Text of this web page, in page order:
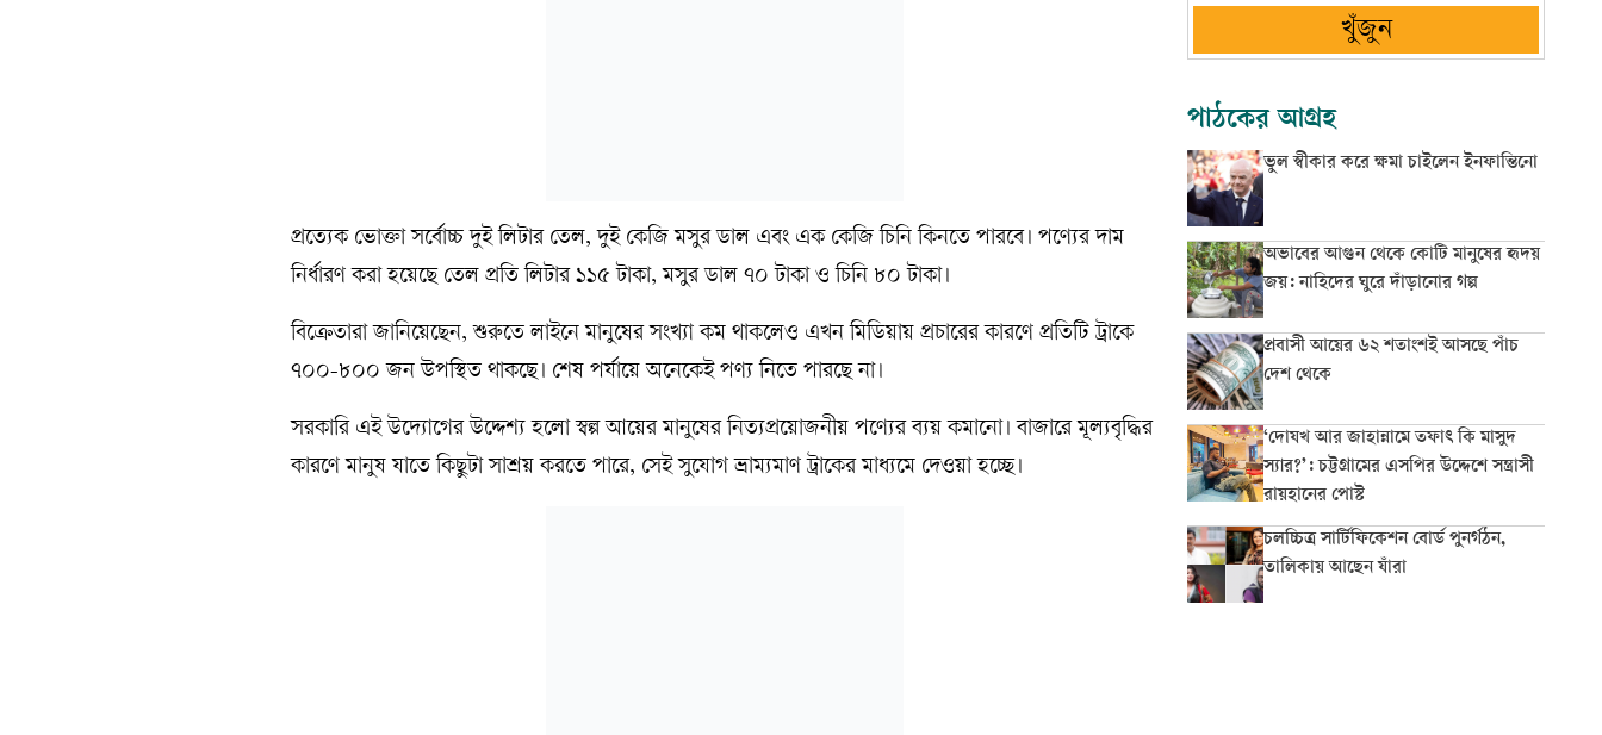
প্রত্যেক ভোক্তা সর্বোচ্চ দুই লিটার তেল, দুই কেজি মসুর ডাল এবং এক কেজি চিনি কিনতে পারবে। পণ্যের দাম
নির্ধারণ করা হয়েছে তেল প্রতি লিটার ১১৫ টাকা, মসুর ডাল ৭০ টাকা ও চিনি ৮০ টাকা।
বিক্রেতারা জানিয়েছেন, শুরুতে লাইনে মানুষের সংখ্যা কম থাকলেও এখন মিডিয়ায় প্রচারের কারণে প্রতিটি ট্রাকে
৭০০-৮০০ জন উপস্থিত থাকছে। শেষ পর্যায়ে অনেকেই পণ্য নিতে পারছে না।
সরকারি এই উদ্যোগের উদ্দেশ্য হলো স্বল্প আয়ের মানুষের নিত্যপ্রয়োজনীয় পণ্যের ব্যয় কমানো। বাজারে মূল্যবৃদ্ধির
কারণে মানুষ যাতে কিছুটা সাশ্রয় করতে পারে, সেই সুযোগ ভ্রাম্যমাণ ট্রাকের মাধ্যমে দেওয়া হচ্ছে।
খুঁজুন
পাঠকের আগ্রহ
ভুল স্বীকার করে ক্ষমা চাইলেন ইনফান্তিনো
অভাবের আগুন থেকে কোটি মানুষের হৃদয়
জয়: নাহিদের ঘুরে দাঁড়ানোর গল্প
প্রবাসী আয়ের ৬২ শতাংশই আসছে পাঁচ
দেশ থেকে
‘দোযখ আর জাহান্নামে তফাৎ কি মাসুদ
স্যার?’: চট্টগ্রামের এসপির উদ্দেশে সন্ত্রাসী
রায়হানের পোস্ট
চলচ্চিত্র সার্টিফিকেশন বোর্ড পুনর্গঠন,
তালিকায় আছেন যাঁরা